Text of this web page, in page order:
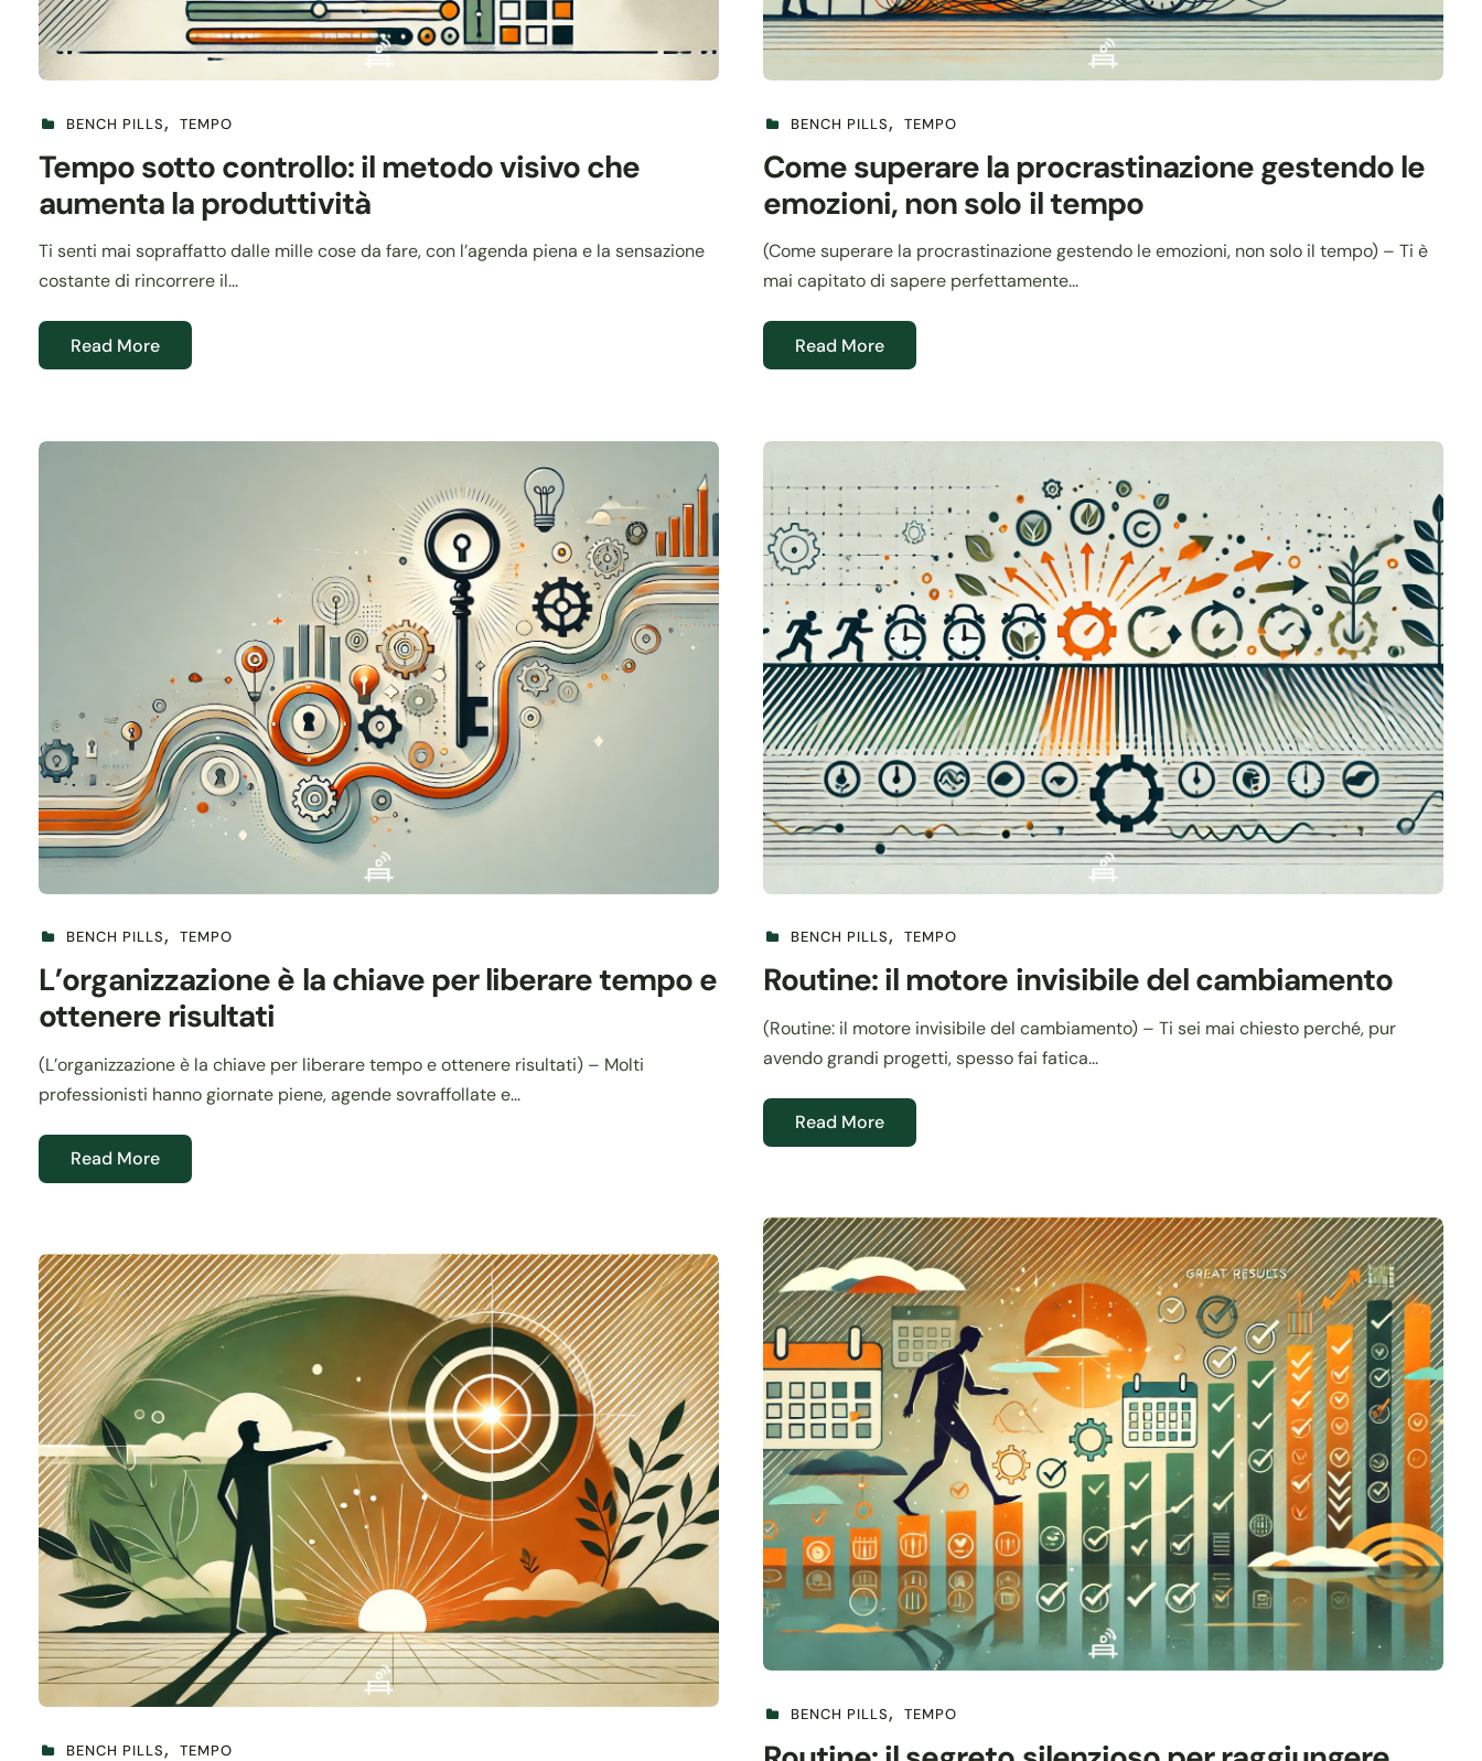
BENCH PILLS TEMPO
Tempo sotto controllo: il metodo visivo che
aumenta la produttività
Ti senti mai sopraffatto dalle mille cose da fare, con l’agenda piena e la sensazione
costante di rincorrere il...
Read More
BENCH PILLS TEMPO
Come superare la procrastinazione gestendo le
emozioni, non solo il tempo
(Come superare la procrastinazione gestendo le emozioni, non solo il tempo) – Ti è
mai capitato di sapere perfettamente...
Read More
BENCH PILLS TEMPO
L’organizzazione è la chiave per liberare tempo e
ottenere risultati
(L’organizzazione è la chiave per liberare tempo e ottenere risultati) – Molti
professionisti hanno giornate piene, agende sovraffollate e...
Read More
BENCH PILLS TEMPO
Routine: il motore invisibile del cambiamento
(Routine: il motore invisibile del cambiamento) – Ti sei mai chiesto perché, pur
avendo grandi progetti, spesso fai fatica...
Read More
BENCH PILLS TEMPO
BENCH PILLS TEMPO